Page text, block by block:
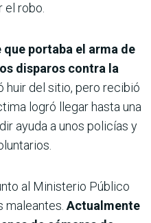
el robo.
portaba el arma de
disparos contra la
huir del sitio, pero recibió
logró llegar hasta una
ayuda a unos policías y
al Ministerio Público
maleantes. Actualmente